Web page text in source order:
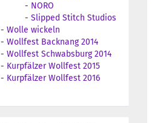
- NORO
- Slipped Stitch Studios
- Wolle wickeln
- Wollfest Backnang 2014
- Wollfest Schwabsburg 2014
- Kurpfälzer Wollfest 2015
- Kurpfälzer Wollfest 2016